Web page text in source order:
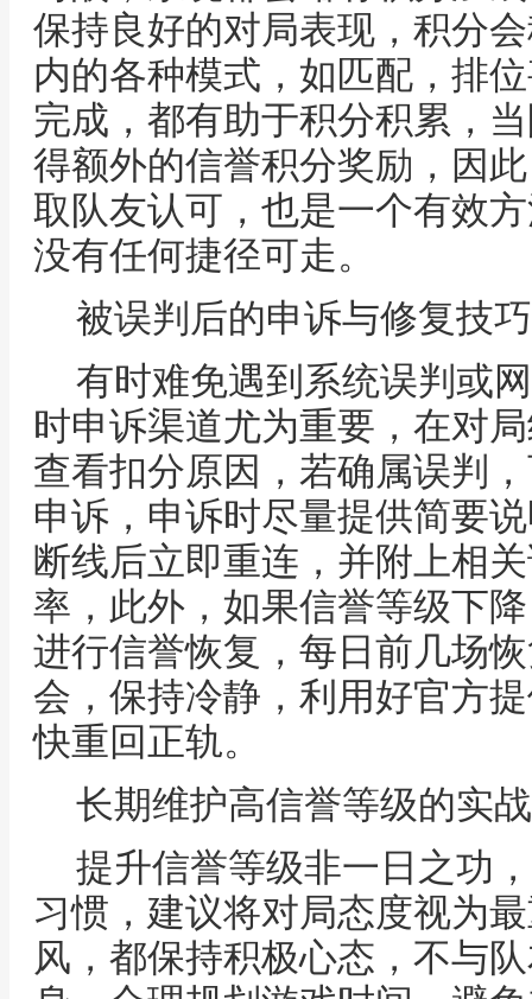
保持良好的对局表现，积分
内的各种模式，如匹配，排
完成，都有助于积分积累，
得额外的信誉积分奖励，因
取队友认可，也是一个有效
没有任何捷径可走。
被误判后的申诉与修复技巧
有时难免遇到系统误判或
时申诉渠道尤为重要，在对
查看扣分原因，若确属误判
申诉，申诉时尽量提供简要
断线后立即重连，并附上相
率，此外，如果信誉等级下
进行信誉恢复，每日前几场
会，保持冷静，利用好官方
快重回正轨。
长期维护高信誉等级的实
提升信誉等级非一日之功
习惯，建议将对局态度视为
风，都保持积极心态，不与